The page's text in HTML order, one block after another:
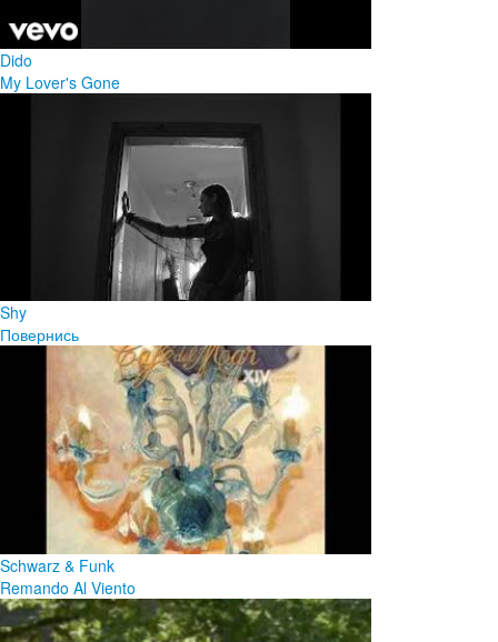
Dido
My Lover's Gone
Shy
Повернись
Schwarz & Funk
Remando Al Viento